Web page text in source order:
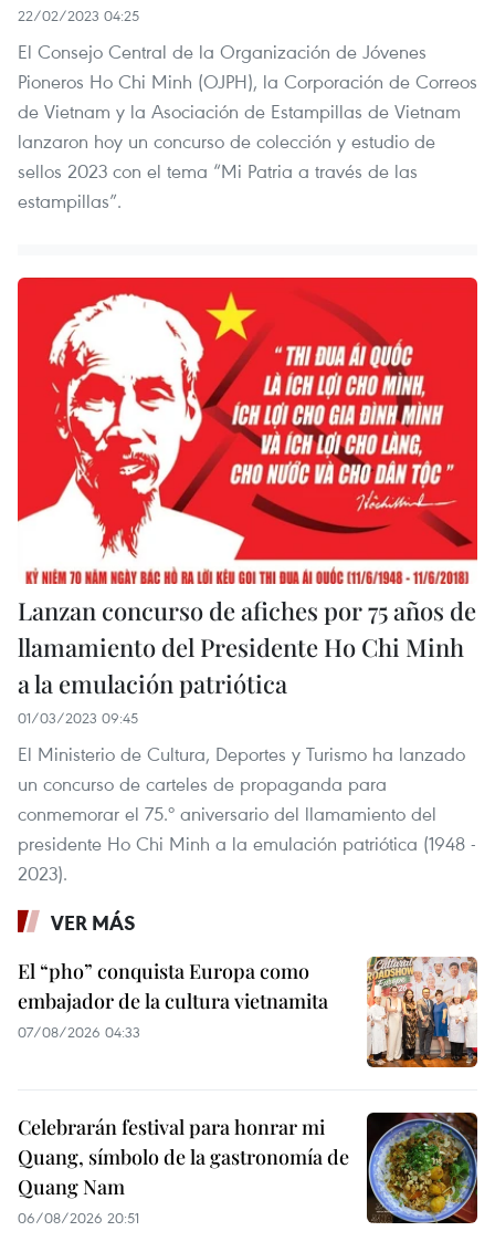
22/02/2023 04:25
El Consejo Central de la Organización de Jóvenes
Pioneros Ho Chi Minh (OJPH), la Corporación de Correos
de Vietnam y la Asociación de Estampillas de Vietnam
lanzaron hoy un concurso de colección y estudio de
sellos 2023 con el tema “Mi Patria a través de las
estampillas”.
Lanzan concurso de afiches por 75 años de
llamamiento del Presidente Ho Chi Minh
a la emulación patriótica
01/03/2023 09:45
El Ministerio de Cultura, Deportes y Turismo ha lanzado
un concurso de carteles de propaganda para
conmemorar el 75.º aniversario del llamamiento del
presidente Ho Chi Minh a la emulación patriótica (1948 -
2023).
VER MÁS
El “pho” conquista Europa como
embajador de la cultura vietnamita
07/08/2026 04:33
Celebrarán festival para honrar mi
Quang, símbolo de la gastronomía de
Quang Nam
06/08/2026 20:51